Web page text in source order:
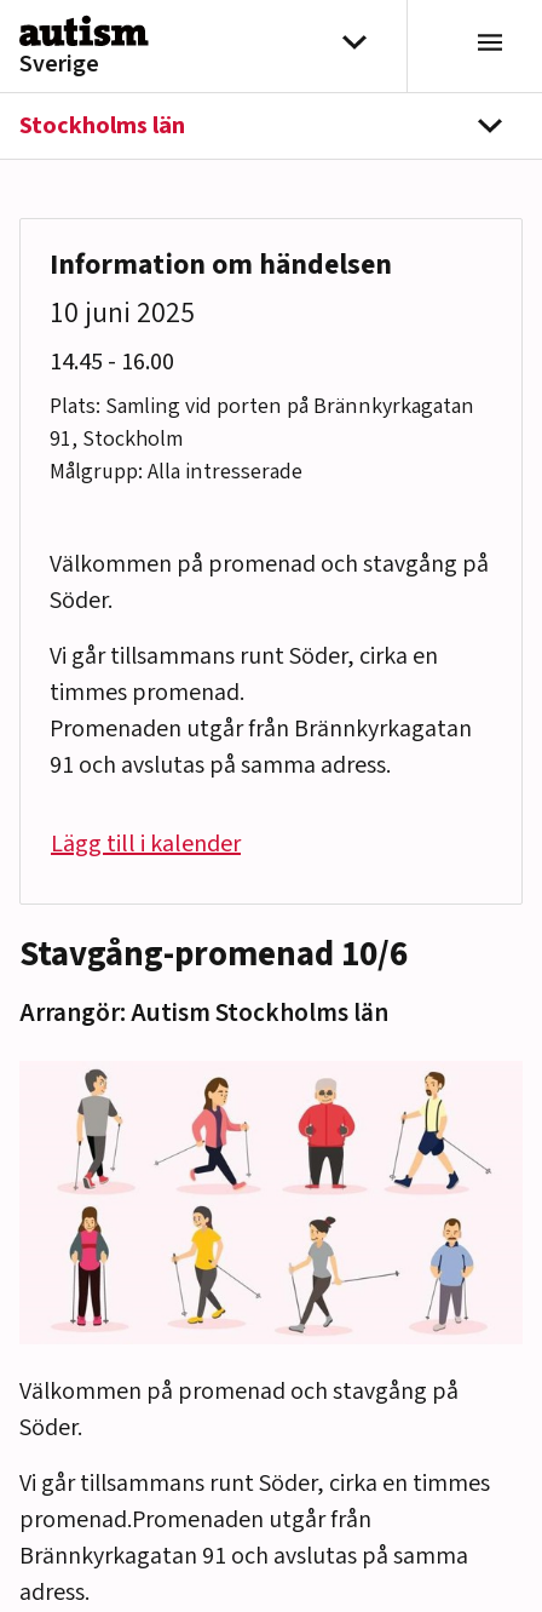
Hoppa till innehåll
Sverige
Välj distrikt
Stockholms län
Stavgång-promenad 10/6
Arrangör: Autism Stockholms län
Välkommen på promenad och stavgång på
Söder.
Vi går tillsammans runt Söder, cirka en timmes
promenad.Promenaden utgår från
Brännkyrkagatan 91 och avslutas på samma
adress.
Information om händelsen
10 juni 2025
14.45 till
- 16.00
Plats: Samling vid porten på Brännkyrkagatan
91, Stockholm
Målgrupp: Alla intresserade
Välkommen på promenad och stavgång på
Söder.
Vi går tillsammans runt Söder, cirka en
timmes promenad.
Promenaden utgår från Brännkyrkagatan
91 och avslutas på samma adress.
Lägg till i kalender